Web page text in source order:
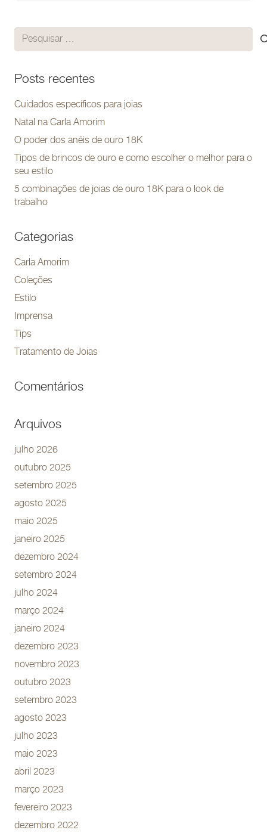
Pesquisar
por:
Posts recentes
Cuidados específicos para joias
Natal na Carla Amorim
O poder dos anéis de ouro 18K
Tipos de brincos de ouro e como escolher o melhor para o
seu estilo
5 combinações de joias de ouro 18K para o look de
trabalho
Categorias
Carla Amorim
Coleções
Estilo
Imprensa
Tips
Tratamento de Joias
Comentários
Arquivos
julho 2026
outubro 2025
setembro 2025
agosto 2025
maio 2025
janeiro 2025
dezembro 2024
setembro 2024
julho 2024
março 2024
janeiro 2024
dezembro 2023
novembro 2023
outubro 2023
setembro 2023
agosto 2023
julho 2023
maio 2023
abril 2023
março 2023
fevereiro 2023
dezembro 2022